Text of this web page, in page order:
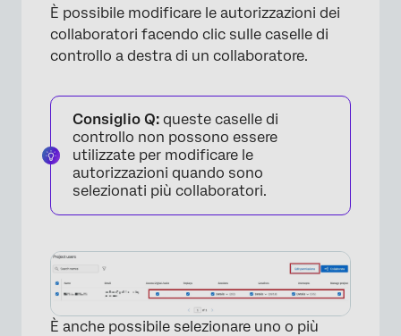
È possibile modificare le autorizzazioni dei
collaboratori facendo clic sulle caselle di
controllo a destra di un collaboratore.
Consiglio Q: queste caselle di
controllo non possono essere
utilizzate per modificare le
autorizzazioni quando sono
selezionati più collaboratori.
È anche possibile selezionare uno o più